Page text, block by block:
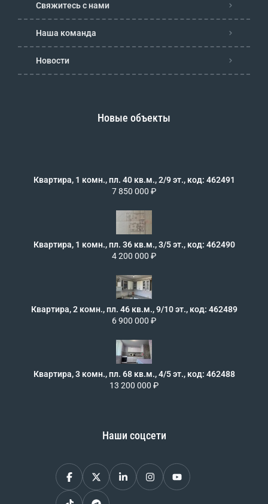
Свяжитесь с нами
Наша команда
Новости
Новые объекты
Квартира, 1 комн., пл. 40 кв.м., 2/9 эт., код: 462491
7 850 000 ₽
Квартира, 1 комн., пл. 36 кв.м., 3/5 эт., код: 462490
4 200 000 ₽
Квартира, 2 комн., пл. 46 кв.м., 9/10 эт., код: 462489
6 900 000 ₽
Квартира, 3 комн., пл. 68 кв.м., 4/5 эт., код: 462488
13 200 000 ₽
Наши соцсети